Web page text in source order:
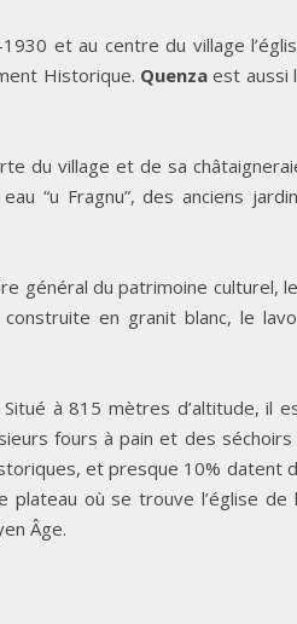
et au centre du village
Historique. Quenza est aussi
du village et de sa
“u Fragnu”, des anciens
général du patrimoine culturel,
en granit blanc, le
à 815 mètres d’altitude, il
fours à pain et des séchoirs
et presque 10% datent
où se trouve l’église de
Âge.